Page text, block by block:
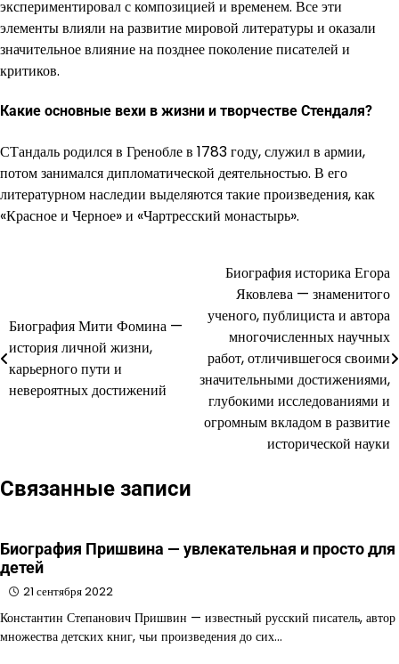
экспериментировал с композицией и временем. Все эти
элементы влияли на развитие мировой литературы и оказали
значительное влияние на позднее поколение писателей и
критиков.
Какие основные вехи в жизни и творчестве Стендаля?
СТандаль родился в Гренобле в 1783 году, служил в армии,
потом занимался дипломатической деятельностью. В его
литературном наследии выделяются такие произведения, как
«Красное и Черное» и «Чартресский монастырь».
записям
Биография Мити Фомина —
история личной жизни,
карьерного пути и
невероятных достижений
Биография историка Егора
Яковлева — знаменитого
ученого, публициста и автора
многочисленных научных
работ, отличившегося своими
значительными достижениями,
глубокими исследованиями и
огромным вкладом в развитие
исторической науки
Связанные записи
Биография Пришвина — увлекательная и просто для
детей
21 сентября 2022
Константин Степанович Пришвин — известный русский писатель, автор
множества детских книг, чьи произведения до сих…